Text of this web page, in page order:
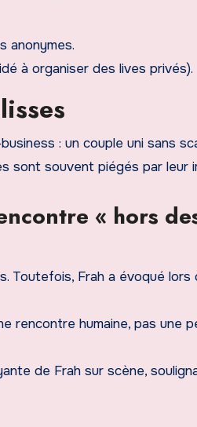
anonymes.
à organiser des lives privés).
: un couple uni sans
sont souvent piégés par leur
« hors
Toutefois, Frah a évoqué lors
rencontre humaine, pas une
de Frah sur scène,